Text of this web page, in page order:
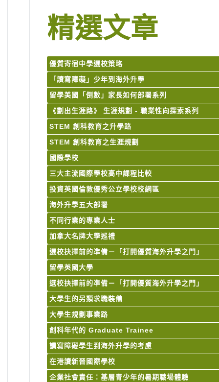
精選文章
優質寄宿中學選校策略
「讀寫障礙」少年到海外升學
留學美國「倒數」家長如何部署系列
《劃出生涯路》 生涯規劃 - 職業性向探索系列
STEM 創科教育之升學路
STEM 創科教育之生涯規劃
國際學校
三大主流國際學校高中課程比較
投資英國倫敦優秀公立學校校網區
海外升學五大部署
不同行業的專業人士
加拿大名牌大學巡禮
選校抉擇前的凖備－「打開優質海外升學之門」
留學英國大學
選校抉擇前的凖備－「打開優質海外升學之門」
大學生的另類求職裝備
大學生規劃事業路
創科年代的 Graduate Trainee
讀寫障礙學生到海外升學的考慮
在港讀新晉國際學校
企業社會責任：基層青少年的暑期職場體驗